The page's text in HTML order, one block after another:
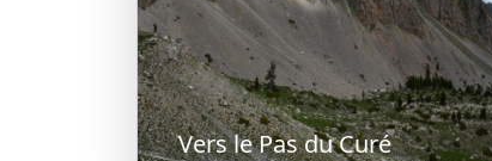
Vers le Pas du Curé